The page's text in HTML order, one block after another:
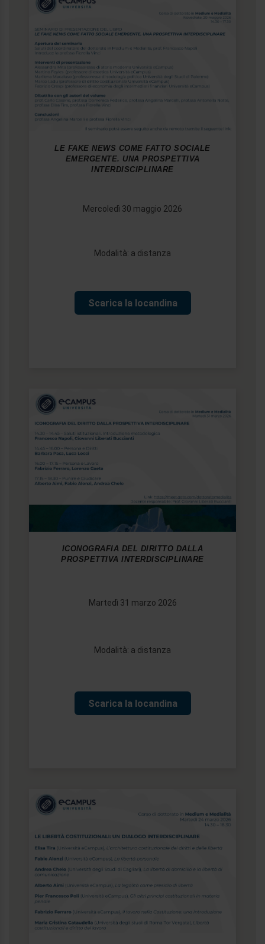
LE FAKE NEWS COME FATTO SOCIALE
EMERGENTE. UNA PROSPETTIVA
INTERDISCIPLINARE
Mercoledì 30 maggio 2026
Modalità: a distanza
Scarica la locandina
ICONOGRAFIA DEL DIRITTO DALLA
PROSPETTIVA INTERDISCIPLINARE
Martedì 31 marzo 2026
Modalità: a distanza
Scarica la locandina